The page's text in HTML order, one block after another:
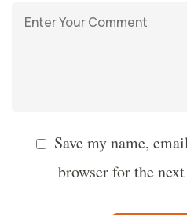
Save my name,
browser for the